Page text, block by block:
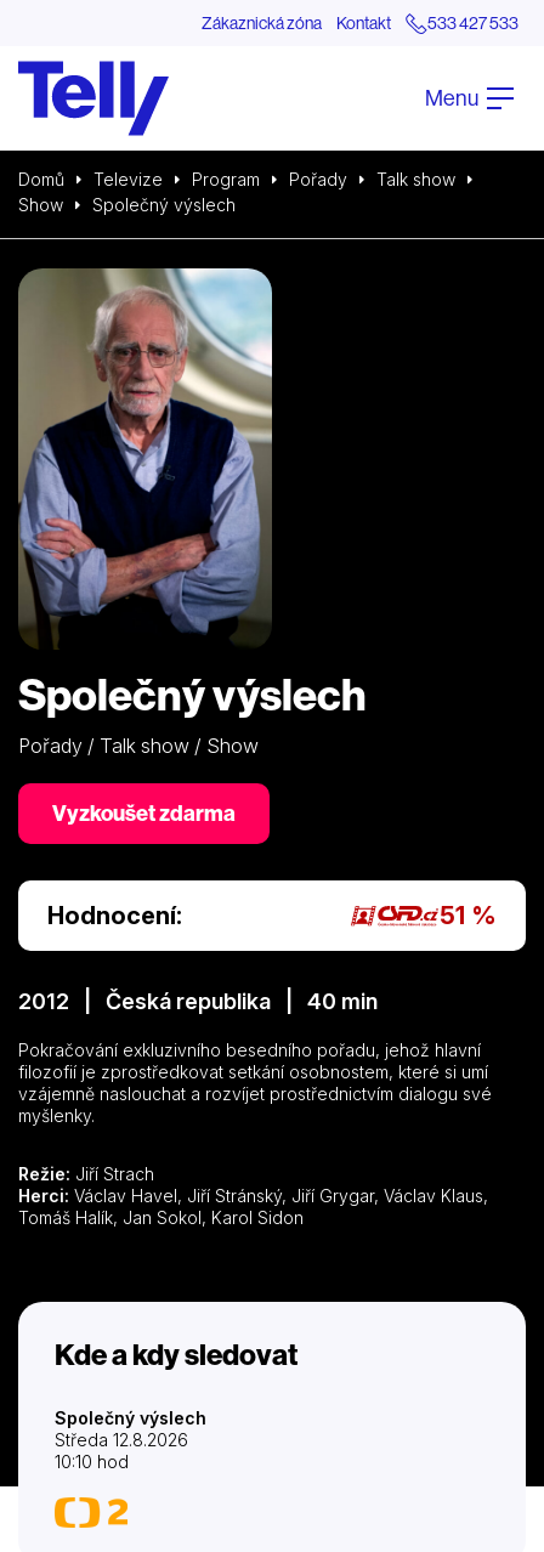
Zákaznická zóna Kontakt 533 427 533
Menu
Domů Televize Program Pořady
Talk show
Show
Společný výslech
Společný výslech
Pořady / Talk show / Show
Vyzkoušet zdarma
Hodnocení: 51 %
2012 | Česká republika | 40 min
Pokračování exkluzivního besedního pořadu, jehož hlavní
filozofií je zprostředkovat setkání osobnostem, které si umí
vzájemně naslouchat a rozvíjet prostřednictvím dialogu své
myšlenky.
Režie: Jiří Strach
Herci:
Tomáš Halík, Jan Sokol, Karol Sidon
Kde a kdy sledovat
Společný výslech
Středa 12.8.2026
10:10 hod